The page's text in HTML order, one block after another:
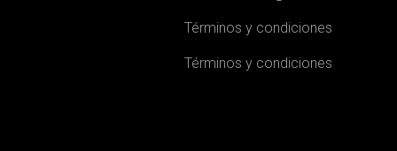
Términos y condiciones
Términos y condiciones